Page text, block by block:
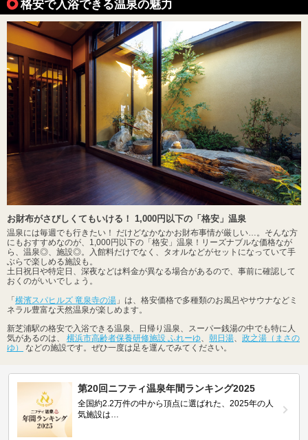
格安で入浴できる温泉の魅力
お財布がさびしくてもいける！ 1,000円以下の「格安」温泉
温泉には毎週でも行きたい！ だけどなかなかお財布事情が厳しい…。そんな方
にもおすすめなのが、1,000円以下の「格安」温泉！リーズナブルな価格なが
ら、温泉◎、施設◎。入館料だけでなく、タオルなどがセットになっていて手
ぶらで楽しめる施設も。
土日祝日や特定日、深夜などは料金が異なる場合があるので、事前に確認して
おくのがいいでしょう。
「 横濱スパヒルズ 竜泉寺の湯 」は、格安価格で多種類のお風呂やサウナなどミ
ネラル豊富な天然温泉が楽しめます。
新芝浦駅の格安で入浴できる温泉、日帰り温泉、スーパー銭湯の中でも特に人
気があるのは、 横浜市高齢者保養研修施設 ふれーゆ、 朝日湯、 政之湯（まさの
ゆ）
などの施設です。ぜひ一度は足を運んでみてください。
第20回ニフティ温泉年間ランキング2025
全国約2.2万件の中から頂点に選ばれた、2025年の人
気施設は…